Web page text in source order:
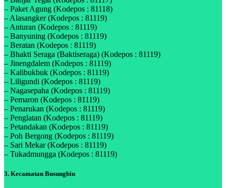
– Paket Agung (Kodepos : 81118)
– Alasangker (Kodepos : 81119)
– Anturan (Kodepos : 81119)
– Banyuning (Kodepos : 81119)
– Beratan (Kodepos : 81119)
– Bhakti Seraga (Baktiseraga) (Kodepos : 81119)
– Jinengdalem (Kodepos : 81119)
– Kalibukbuk (Kodepos : 81119)
– Liligundi (Kodepos : 81119)
– Nagasepaha (Kodepos : 81119)
– Pemaron (Kodepos : 81119)
– Penarukan (Kodepos : 81119)
– Penglatan (Kodepos : 81119)
– Petandakan (Kodepos : 81119)
– Poh Bergong (Kodepos : 81119)
– Sari Mekar (Kodepos : 81119)
– Tukadmungga (Kodepos : 81119)
3. Kecamatan Busungbiu